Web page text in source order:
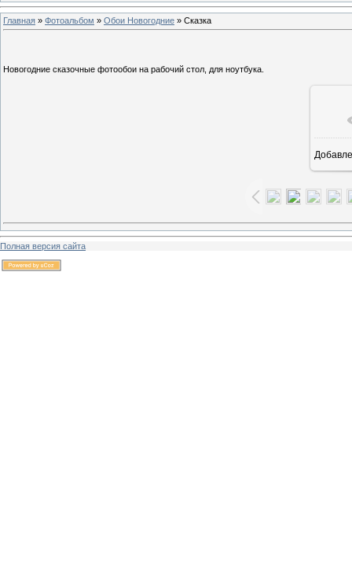
Главная » Фотоальбом » Обои Новогодние » Сказка
Новогодние сказочные фотообои на рабочий стол, для ноутбука.
Полная версия сайта